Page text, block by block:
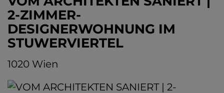
2-ZIMMER-
DESIGNERWOHNUNG IM
STUWERVIERTEL
1020 Wien